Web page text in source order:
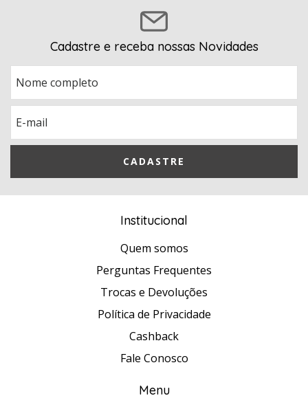
Cadastre e receba nossas Novidades
Institucional
Quem somos
Perguntas Frequentes
Trocas e Devoluções
Política de Privacidade
Cashback
Fale Conosco
Menu